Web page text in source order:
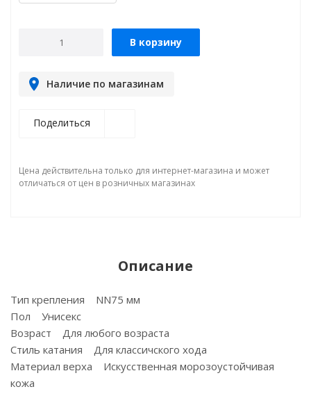
В корзину
Наличие по магазинам
Поделиться
Цена действительна только для интернет-магазина и может
отличаться от цен в розничных магазинах
Описание
Тип крепления NN75 мм
Пол Унисекс
Возраст Для любого возраста
Стиль катания Для классичского хода
Материал верха Искусственная морозоустойчивая
кожа